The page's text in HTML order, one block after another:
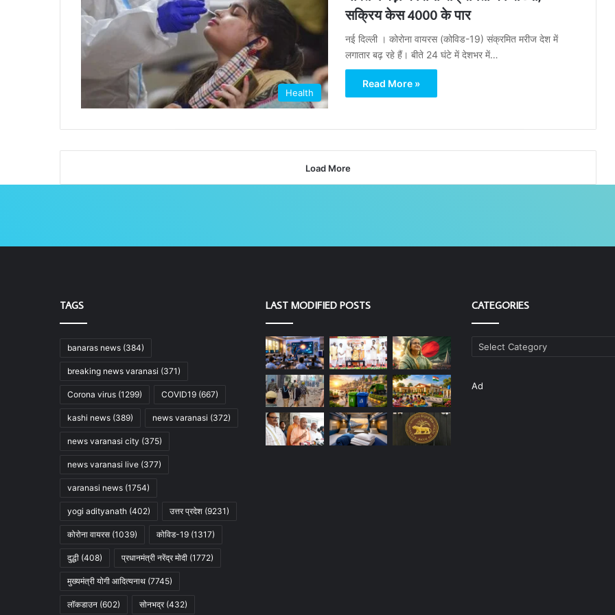
Health
सक्रिय केस 4000 के पार
नई दिल्ली । कोरोना वायरस (कोविड-19) संक्रमित मरीज देश में
लगातार बढ़ रहे हैं। बीते 24 घंटे में देशभर में…
Read More »
Load More
TAGS
banaras news (384)
breaking news varanasi (371)
Corona virus (1299) COVID19 (667)
kashi news (389) news varanasi (372)
news varanasi city (375)
news varanasi live (377)
varanasi news (1754)
yogi adityanath (402) उत्तर प्रदेश (9231)
कोरोना वायरस (1039) कोविड-19 (1317)
दुद्धी (408) प्रधानमंत्री नरेंद्र मोदी (1772)
मुख्यमंत्री योगी आदित्यनाथ (7745)
लॉकडाउन (602) सोनभद्र(432)
LAST MODIFIED POSTS CATEGORIES
Categories
Ad